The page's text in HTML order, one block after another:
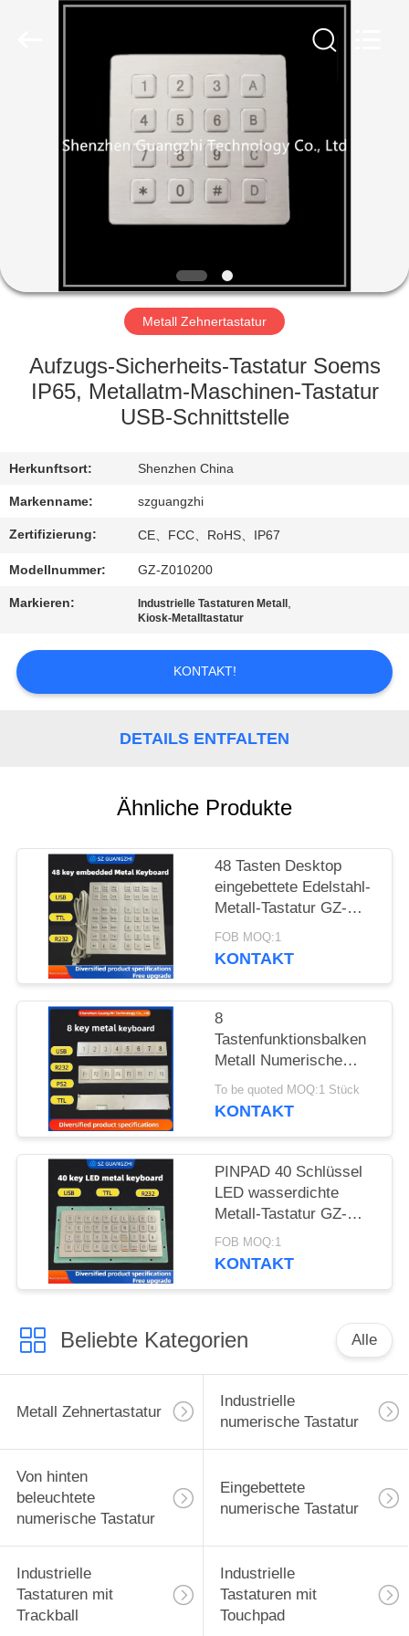
PRODUKTE
FABRIK-
AUSFLUG
QUALITÄTSKONTROLLE
SIE
MIT
UNS
IN
VERBINDUNG
FORDERN
SIE
PRIVACY
POLICY
Metall Zehnertastatur
Aufzugs-Sicherheits-Tastatur Soems
IP65, Metallatm-Maschinen-Tastatur
USB-Schnittstelle
Herkunftsort: Shenzhen China
Markenname: szguangzhi
Zertifizierung: CE、FCC、RoHS、IP67
Modellnummer: GZ-Z010200
Markieren: Industrielle Tastaturen Metall ,
Kiosk-Metalltastatur
KONTAKT!
DETAILS ENTFALTEN
Ähnliche Produkte
48 Tasten Desktop
eingebettete Edelstahl-
Metall-Tastatur GZ-
B035013 USB-
Schnittstelle
FOB MOQ:1
KONTAKT
8
Tastenfunktionsbalken
Metall Numerische
Tastatur Edelstahl 304
Seiten-Tastatur-Pinpad
To be quoted MOQ:1 Stück
KONTAKT
PINPAD 40 Schlüssel
LED wasserdichte
Metall-Tastatur GZ-
C001055 R232
Schnittstelle
FOB MOQ:1
KONTAKT
Beliebte Kategorien Alle
Metall Zehnertastatur
Industrielle
numerische Tastatur
Von hinten
beleuchtete
numerische Tastatur
Eingebettete
numerische Tastatur
Industrielle
Tastaturen mit
Trackball
Industrielle
Tastaturen mit
Touchpad